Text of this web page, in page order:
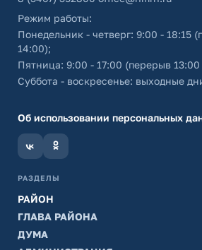
Режим работы:
Понедельник - четверг: 9:00 - 18:15
14:00);
Пятница: 9:00 - 17:00 (перерыв 13:00
Суббота - воскресенье: выходные
Об использовании персональных
РАЗДЕЛЫ
РАЙОН
ГЛАВА РАЙОНА
ДУМА